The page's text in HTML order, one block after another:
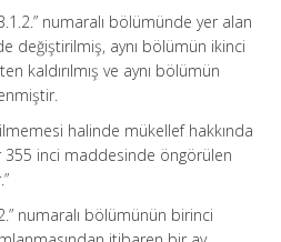
numaralı bölümünde yer alan
değiştirilmiş, aynı bölümün ikinci
kaldırılmış ve aynı bölümün
halinde mükellef hakkında
355 inci maddesinde öngörülen
numaralı bölümünün birinci